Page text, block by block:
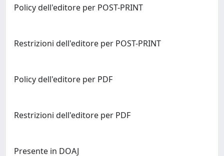
Policy dell'editore per POST-PRINT
Restrizioni dell'editore per POST-PRINT
Policy dell'editore per PDF
Restrizioni dell'editore per PDF
Presente in DOAJ